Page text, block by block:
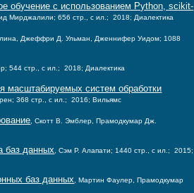
обучение с использованием Python, scikit-
Мирджалили; 656 стр., с ил.; 2018; Диалектика
Джеффри Д. Ульман, Дженнифер Уидом; 1088
544 стр., с ил.; 2018; Диалектика
масштабируемых систем обработки
368 стр., с ил.; 2016; Вильямс
, Скотт В. Эмблер, Прамодкумар Дж.
баз данных
, Сэм Р. Алапати; 1440 стр., с ил.; 2015;
баз данных
, Мартин Фаулер, Прамодкумар